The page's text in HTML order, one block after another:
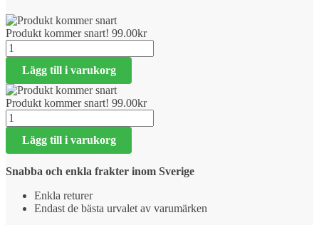
Produkt kommer snart! 99.00kr
Produkt
kommer
snart!
mängd
Lägg till i varukorg
Produkt kommer snart! 99.00kr
Produkt
kommer
snart!
mängd
Lägg till i varukorg
Snabba och enkla frakter inom Sverige
Enkla returer
Endast de bästa urvalet av varumärken